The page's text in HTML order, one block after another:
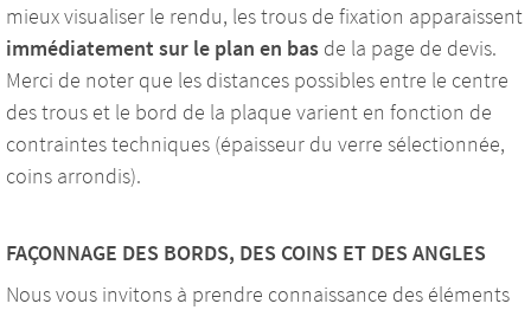
mieux visualiser le rendu, les trous de fixation apparaissent
immédiatement sur le plan en bas de la page de devis.
Merci de noter que les distances possibles entre le centre
des trous et le bord de la plaque varient en fonction de
contraintes techniques (épaisseur du verre sélectionnée,
coins arrondis).
FAÇONNAGE DES BORDS, DES COINS ET DES ANGLES
Nous vous invitons à prendre connaissance des éléments